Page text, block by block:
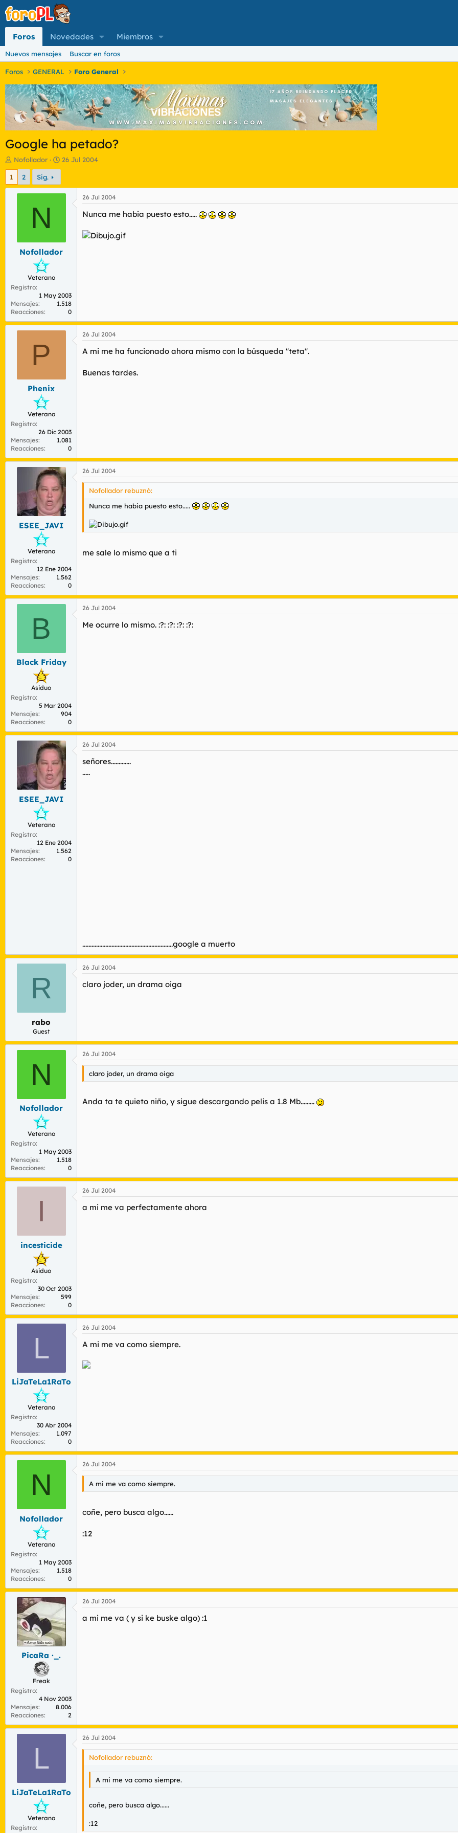
Foros Novedades Miembros
Nuevos mensajes Buscar en foros
Foros GENERAL Foro General
Google ha petado?
I
n
c
d
m
Nofollador
F
h
a
i
c
26 Jul 2004
1 2 Sig.
N
Nofollador
Veterano
Registro
1 May 2003
Mensajes
1.518
Reacciones
0
26 Jul 2004
Nunca me habia puesto esto.....
P
Phenix
Veterano
Registro
26 Dic 2003
Mensajes
1.081
Reacciones
0
26 Jul 2004
A mi me ha funcionado ahora mismo con la búsqueda "teta".
Buenas tardes.
ESEE_JAVI
Veterano
Registro
12 Ene 2004
Mensajes
1.562
Reacciones
0
26 Jul 2004
Nofollador rebuznó:
Nunca me habia puesto esto.....
me sale lo mismo que a ti
B
Black Friday
Asiduo
Registro
5 Mar 2004
Mensajes
904
Reacciones
0
26 Jul 2004
Me ocurre lo mismo. :?: :?: :?: :?:
ESEE_JAVI
Veterano
Registro
12 Ene 2004
Mensajes
1.562
Reacciones
0
26 Jul 2004
señores.............
.....
...........................................................google a muerto
R
rabo
Guest
26 Jul 2004
claro joder, un drama oiga
N
Nofollador
Veterano
Registro
1 May 2003
Mensajes
1.518
Reacciones
0
26 Jul 2004
claro joder, un drama oiga
Anda ta te quieto niño, y sigue descargando pelis a 1.8 Mb.........
I
incesticide
Asiduo
Registro
30 Oct 2003
Mensajes
599
Reacciones
0
26 Jul 2004
a mi me va perfectamente ahora
L
LiJaTeLa1RaTo
Veterano
Registro
30 Abr 2004
Mensajes
1.097
Reacciones
0
26 Jul 2004
A mi me va como siempre.
N
Nofollador
Veterano
Registro
1 May 2003
Mensajes
1.518
Reacciones
0
26 Jul 2004
A mi me va como siempre.
coñe, pero busca algo......
:12
PicaRa ·_.
Freak
Registro
4 Nov 2003
Mensajes
8.006
Reacciones
2
26 Jul 2004
a mi me va ( y si ke buske algo) :1
L
LiJaTeLa1RaTo
Veterano
Registro
26 Jul 2004
Nofollador rebuznó:
A mi me va como siempre.
coñe, pero busca algo......
:12